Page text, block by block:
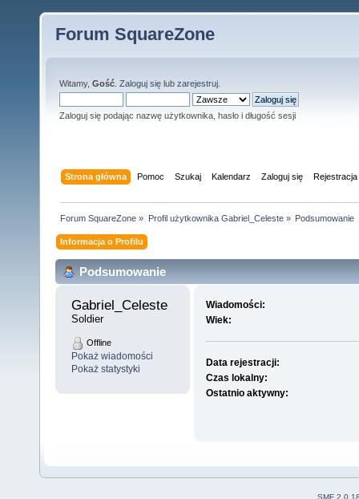
Forum SquareZone
Witamy, Gość Zaloguj się lub zarejestruj
Zaloguj się podając nazwę użytkownika, hasło i długość sesji
Strona główna Pomoc Szukaj Kalendarz Zaloguj się Rejestracja
Forum SquareZone » Profil użytkownika Gabriel_Celeste» Podsumowanie
Informacja o Profilu
Podsumowanie
Gabriel_Celeste
Soldier
Offline
Pokaż wiadomości
Pokaż statystyki
Wiadomości:
Wiek:
Data rejestracji:
Czas lokalny:
Ostatnio aktywny:
SMF